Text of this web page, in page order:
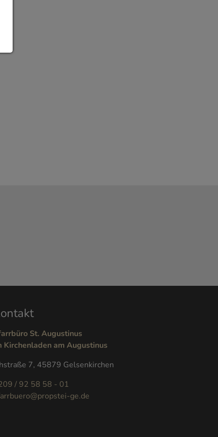
St. Augustinus
Kirchenladen am Augustinus
7, 45879 Gelsenkirchen
/ 92 58 58 - 01
ge.de